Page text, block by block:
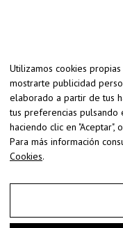
Utilizamos cookies
mostrarte publicidad
elaborado a partir de tus
tus preferencias pulsando
haciendo clic en "Aceptar",
Para más información
Cookies.